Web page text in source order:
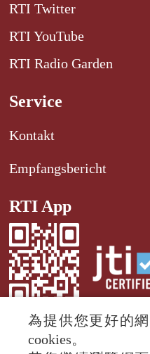
RTI Twitter
RTI YouTube
RTI Radio Garden
Service
Kontakt
Empfangsbericht
RTI App
為提供您更好的
cookies。